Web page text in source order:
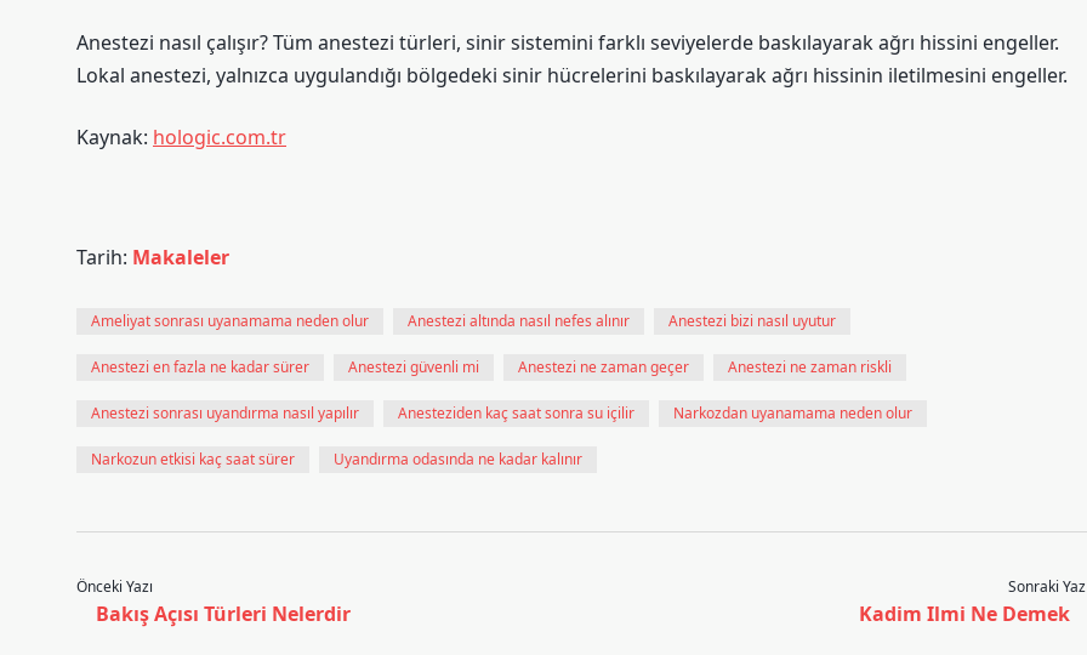
Anestezi nasıl çalışır? Tüm anestezi türleri, sinir sistemini farklı seviyelerde baskılayarak ağrı hissini engeller.
Lokal anestezi, yalnızca uygulandığı bölgedeki sinir hücrelerini baskılayarak ağrı hissinin iletilmesini engeller.
Kaynak: hologic.com.tr
Tarih: Makaleler
Ameliyat sonrası uyanamama neden olur Anestezi altında nasıl nefes alınır Anestezi bizi nasıl uyutur
Anestezi en fazla ne kadar sürer Anestezi güvenli mi Anestezi ne zaman geçer Anestezi ne zaman riskli
Anestezi sonrası uyandırma nasıl yapılır Anesteziden kaç saat sonra su içilir Narkozdan uyanamama neden olur
Narkozun etkisi kaç saat sürer Uyandırma odasında ne kadar kalınır
Önceki Yazı
Bakış Açısı Türleri Nelerdir
Sonraki
Kadim Ilmi Ne Demek